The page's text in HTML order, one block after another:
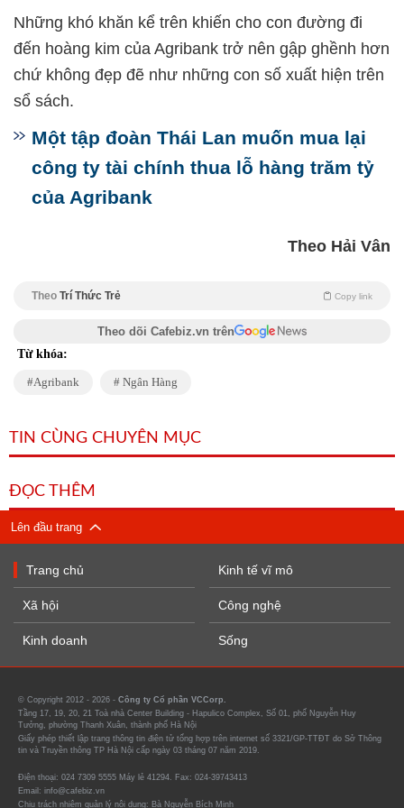
Những khó khăn kể trên khiến cho con đường đi
đến hoàng kim của Agribank trở nên gập ghềnh hơn
chứ không đẹp đẽ như những con số xuất hiện trên
sổ sách.
Một tập đoàn Thái Lan muốn mua lại
công ty tài chính thua lỗ hàng trăm tỷ
của Agribank
Theo Hải Vân
Theo Trí Thức Trẻ Copy link
Theo dõi Cafebiz.vn trên
Từ khóa:
Agribank Ngân Hàng
TIN CÙNG CHUYÊN MỤC
ĐỌC THÊM
Lên đầu trang
Trang chủ
Xã hội
Kinh doanh
Kinh tế vĩ mô
Công nghệ
Sống
© Copyright 2012 - 2026 - Công ty Cổ phần VCCorp.
Tầng 17, 19, 20, 21 Toà nhà Center Building - Hapulico Complex, Số 01, phố Nguyễn Huy
Tưởng, phường Thanh Xuân, thành phố Hà Nội
Giấy phép thiết lập trang thông tin điện tử tổng hợp trên internet số 3321/GP-TTĐT do Sở Thông
tin và Truyền thông TP Hà Nội cấp ngày 03 tháng 07 năm 2019.
Điện thoại: 024 7309 5555 Máy lẻ 41294. Fax: 024-39743413
Email: info@cafebiz.vn
Chịu trách nhiệm quản lý nội dung: Bà Nguyễn Bích Minh